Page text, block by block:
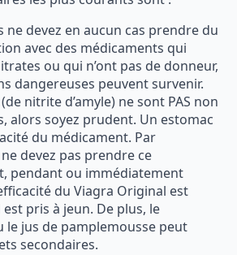
ne devez en aucun cas prendre du
avec des médicaments qui
ou qui n’ont pas de donneur,
dangereuses peuvent survenir.
nitrite d’amyle) ne sont PAS non
alors soyez prudent. Un estomac
du médicament. Par
devez pas prendre ce
pendant ou immédiatement
du Viagra Original est
pris à jeun. De plus, le
le jus de pamplemousse peut
secondaires.